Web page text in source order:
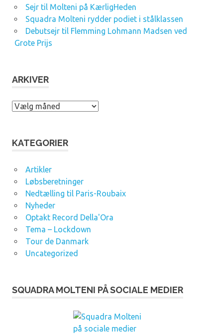
Sejr til Molteni på KærligHeden
Squadra Molteni rydder podiet i stålklassen
Debutsejr til Flemming Lohmann Madsen ved
Grote Prijs
ARKIVER
A
i
e
KATEGORIER
Artikler
Løbsberetninger
Nedtælling til Paris-Roubaix
Nyheder
Optakt Record Della'Ora
Tema – Lockdown
Tour de Danmark
Uncategorized
SQUADRA MOLTENI PÅ SOCIALE MEDIER